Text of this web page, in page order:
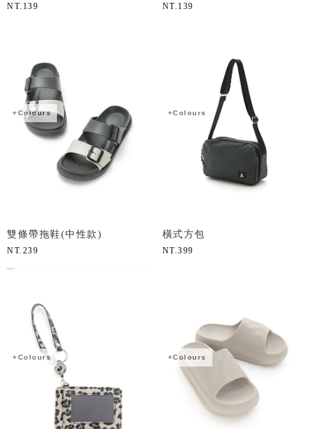
NT. 139 NT. 139
+Colours
雙條帶拖鞋(中性款)
NT. 239
+Colours
橫式方包
NT.399
+Colours +Colours